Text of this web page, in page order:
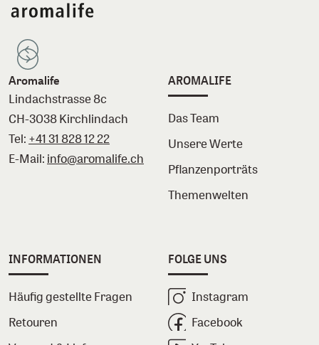
Aromalife
Lindachstrasse 8c
CH-3038 Kirchlindach
Tel: +41 31 828 12 22
E-Mail: info@aromalife.ch
AROMALIFE
Das Team
Unsere Werte
Pflanzenporträts
Themenwelten
INFORMATIONEN
Häufig gestellte Fragen
Retouren
FOLGE UNS
Instagram
Facebook